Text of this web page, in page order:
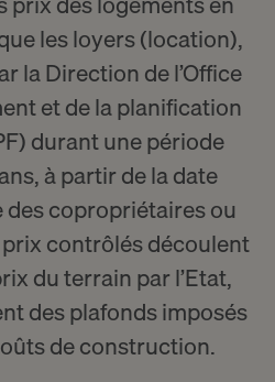
les loyers (location),
la Direction de l’Office
et de la planification
durant une période
à partir de la date
des copropriétaires ou
contrôlés découlent
du terrain par l’Etat,
des plafonds imposés
de construction.